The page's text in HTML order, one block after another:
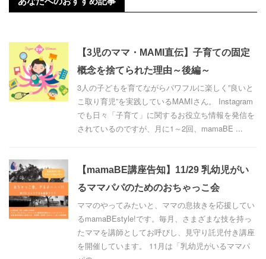
【3児のママ・MAMI直伝】子育ての固定
概念を捨てられた理由～後編～
3人の子どもを育てながらパワフルに楽しく”良いと
こ取り育児”を実践しているMAMIさん。 Instagram
でも日々「子育て」に関するお役立ち情報を発信を
されているのですが、月に1～2回、mamaBE ...
【mamaBE講座告知】11/29 乳幼児がい
るママパパのためのおちゃっこ会
ママのやってみたいと、ママの息抜きを応援してい
るmamaBEstyle!です。毎月、さまざまな技を持っ
たママを講師としてお呼びし、見守り託児付き講座
を開催しています。 11月は「乳幼児がいるママパ